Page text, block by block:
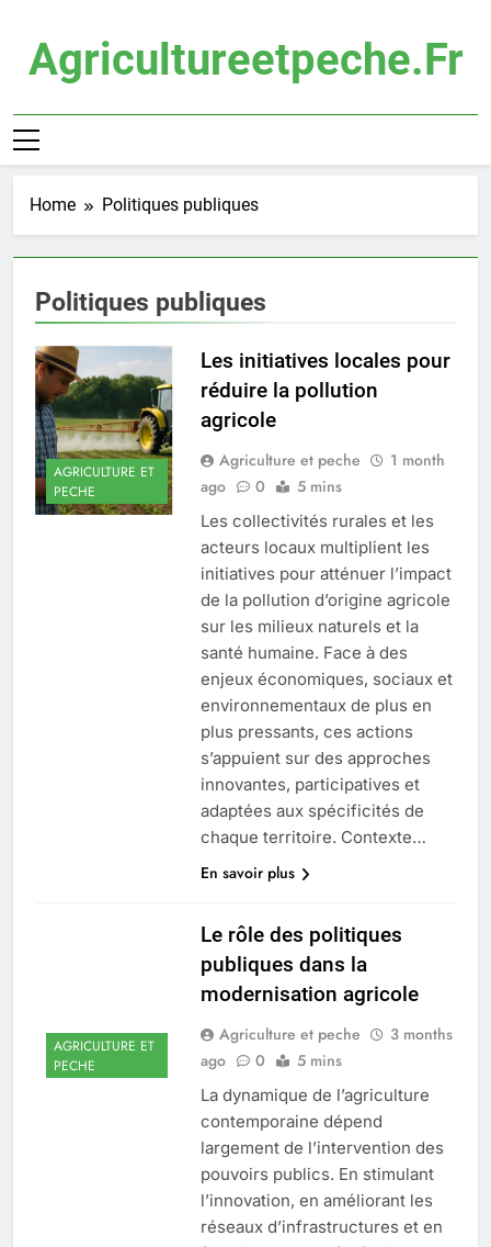
contentAgricultureetpeche.fr
Home Politiques publiques
Politiques publiques
AGRICULTURE ET
PECHE
Les initiatives locales pour
réduire la pollution
agricole
Agriculture et peche
1 month
ago
0 5 mins
Les collectivités rurales et les
acteurs locaux multiplient les
initiatives pour atténuer l’impact
de la pollution d’origine agricole
sur les milieux naturels et la
santé humaine. Face à des
enjeux économiques, sociaux et
environnementaux de plus en
plus pressants, ces actions
s’appuient sur des approches
innovantes, participatives et
adaptées aux spécificités de
chaque territoire. Contexte…
En savoir plus
AGRICULTURE ET
PECHE
Le rôle des politiques
publiques dans la
modernisation agricole
Agriculture et peche
3 months
ago
0 5 mins
La dynamique de l’agriculture
contemporaine dépend
largement de l’intervention des
pouvoirs publics. En stimulant
l’innovation, en améliorant les
réseaux d’infrastructures et en